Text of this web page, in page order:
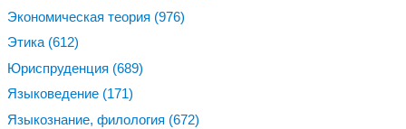
Экономическая теория (976)
Этика (612)
Юриспруденция (689)
Языковедение (171)
Языкознание, филология (672)